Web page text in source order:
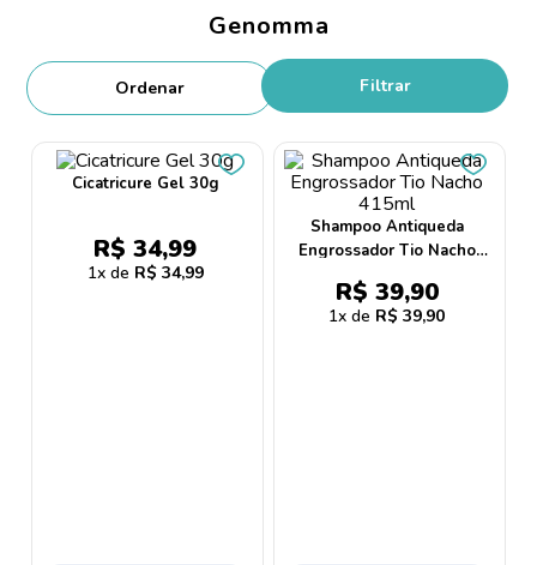
Genomma
Filtrar
Cicatricure Gel 30g
R$ 34,99
1 R$ 34,99
Shampoo Antiqueda
Engrossador Tio Nacho
R$ 39,90
1 R$ 39,90
5º tintura cabelo
6º teste gravidez
dove
proge